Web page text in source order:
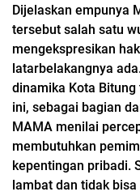
Dijelaskan empunya
tersebut salah satu
mengekspresikan
latarbelakangnya
dinamika Kota
ini, sebagai bagian
MAMA menilai
membutuhkan
kepentingan pribadi.
lambat dan tidak